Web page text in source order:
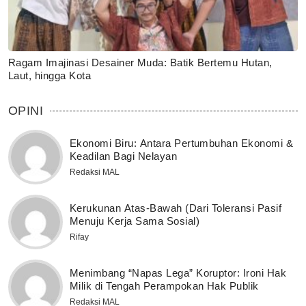
Ragam Imajinasi Desainer Muda: Batik Bertemu Hutan,
Laut, hingga Kota
OPINI
Ekonomi Biru: Antara Pertumbuhan Ekonomi &
Keadilan Bagi Nelayan
Redaksi MAL
Kerukunan Atas-Bawah (Dari Toleransi Pasif
Menuju Kerja Sama Sosial)
Rifay
Menimbang “Napas Lega” Koruptor: Ironi Hak
Milik di Tengah Perampokan Hak Publik
Redaksi MAL